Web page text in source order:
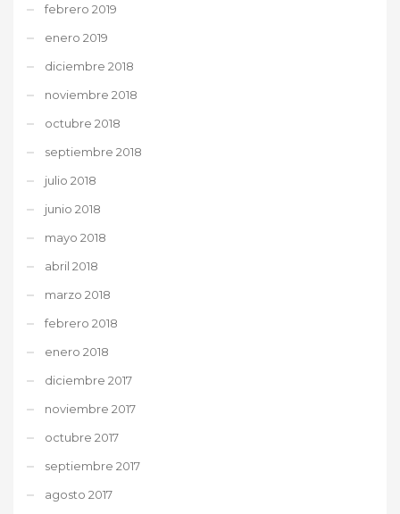
febrero 2019
enero 2019
diciembre 2018
noviembre 2018
octubre 2018
septiembre 2018
julio 2018
junio 2018
mayo 2018
abril 2018
marzo 2018
febrero 2018
enero 2018
diciembre 2017
noviembre 2017
octubre 2017
septiembre 2017
agosto 2017